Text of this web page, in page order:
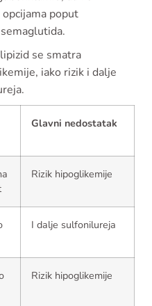
poput
se smatra
iako rizik i dalje
Glavni nedostatak
Rizik hipoglikemije
I dalje sulfonilureja
Rizik hipoglikemije